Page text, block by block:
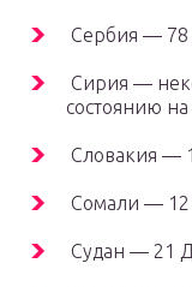
Сербия — 78
Сирия —
состоянию на
Словакия —
Сомали — 12
Судан — 21